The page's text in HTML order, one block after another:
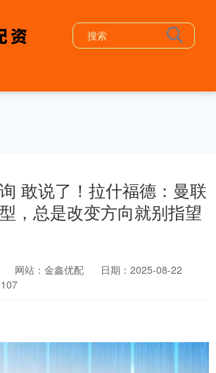
敢说了！拉什福德：曼联
，总是改变方向就别指望
网站：金鑫优配
日期：2025-08-22